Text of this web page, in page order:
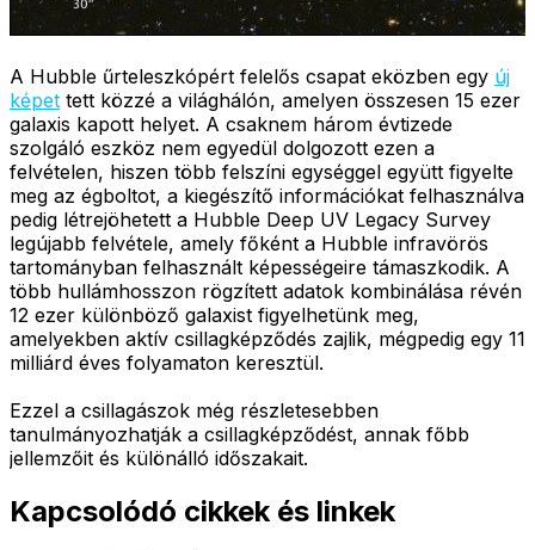
A Hubble űrteleszkópért felelős csapat eközben egy új
képet tett közzé a világhálón, amelyen összesen 15 ezer
galaxis kapott helyet. A csaknem három évtizede
szolgáló eszköz nem egyedül dolgozott ezen a
felvételen, hiszen több felszíni egységgel együtt figyelte
meg az égboltot, a kiegészítő információkat felhasználva
pedig létrejöhetett a Hubble Deep UV Legacy Survey
legújabb felvétele, amely főként a Hubble infravörös
tartományban felhasznált képességeire támaszkodik. A
több hullámhosszon rögzített adatok kombinálása révén
12 ezer különböző galaxist figyelhetünk meg,
amelyekben aktív csillagképződés zajlik, mégpedig egy 11
milliárd éves folyamaton keresztül.
Ezzel a csillagászok még részletesebben
tanulmányozhatják a csillagképződést, annak főbb
jellemzőit és különálló időszakait.
Kapcsolódó cikkek és linkek